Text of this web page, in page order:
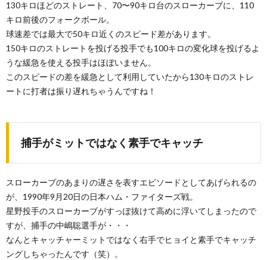
130キロほどのストレート、70〜90キロ台のスローカーブに、110
キロ前後のフォークボール。
球速差では最大で50キロ近くのスピード差があります。
150キロのストレートを投げる投手でも100キロの変化球を投げるよ
うな緩急を使える投手はほぼいません。
このスピードの差を緩急として利用していたから130キロのストレ
ートに打者は振り遅れちゃうんですね！
捕手がミットではなく素手でキャッチ
スローカーブのあまりの遅さを表すエピソードとしてあげられるの
が、1990年9月20日の日本ハム・ファイターズ戦。
星野投手のスローカーブがすっぽ抜けて高めに浮いてしまったので
すが、捕手の中嶋聡選手が・・・
なんとキャッチャーミットではなく右手でヒョイと素手でキャッチ
ングしちゃったんです（笑）。